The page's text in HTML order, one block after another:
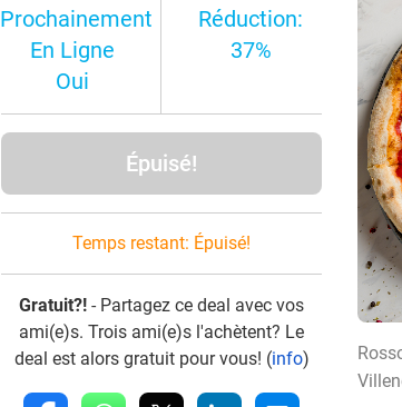
Prochainement
En Ligne
Oui
Réduction:
37%
Épuisé!
Temps restant: Épuisé!
Gratuit?! - Partagez ce deal avec vos
ami(e)s. Trois ami(e)s l'achètent? Le
deal est alors gratuit pour vous! (info)